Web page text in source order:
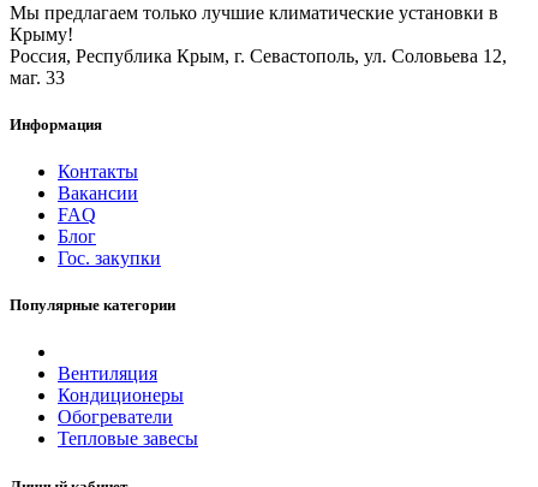
Мы предлагаем только лучшие климатические установки в
Крыму!
Россия, Республика Крым, г. Севастополь, ул. Соловьева 12,
маг. 33
Информация
Контакты
Вакансии
FAQ
Блог
Гос. закупки
Популярные категории
Вентиляция
Кондиционеры
Обогреватели
Тепловые завесы